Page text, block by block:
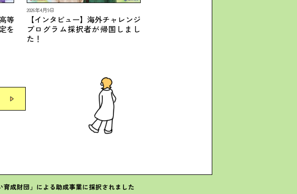
等
を
2026年4月9日
【インタビュー】海外チャレンジ
プログラム採択者が帰国しまし
た！
育成財団」による助成事業に採択されました